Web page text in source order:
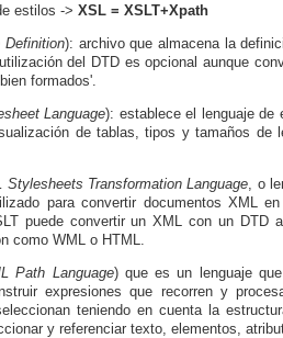
estilos -> XSL = XSLT+Xpath
Definition): archivo que almacena la
del DTD es opcional aunque
formados'.
Language): establece el lenguaje de
de tablas, tipos y tamaños de
Stylesheets Transformation Language , o
para convertir documentos XML
puede convertir un XML con un DTD
como WML o HTML.
Path Language) que es un lenguaje
expresiones que recorren y
teniendo en cuenta la
y referenciar texto, elementos,